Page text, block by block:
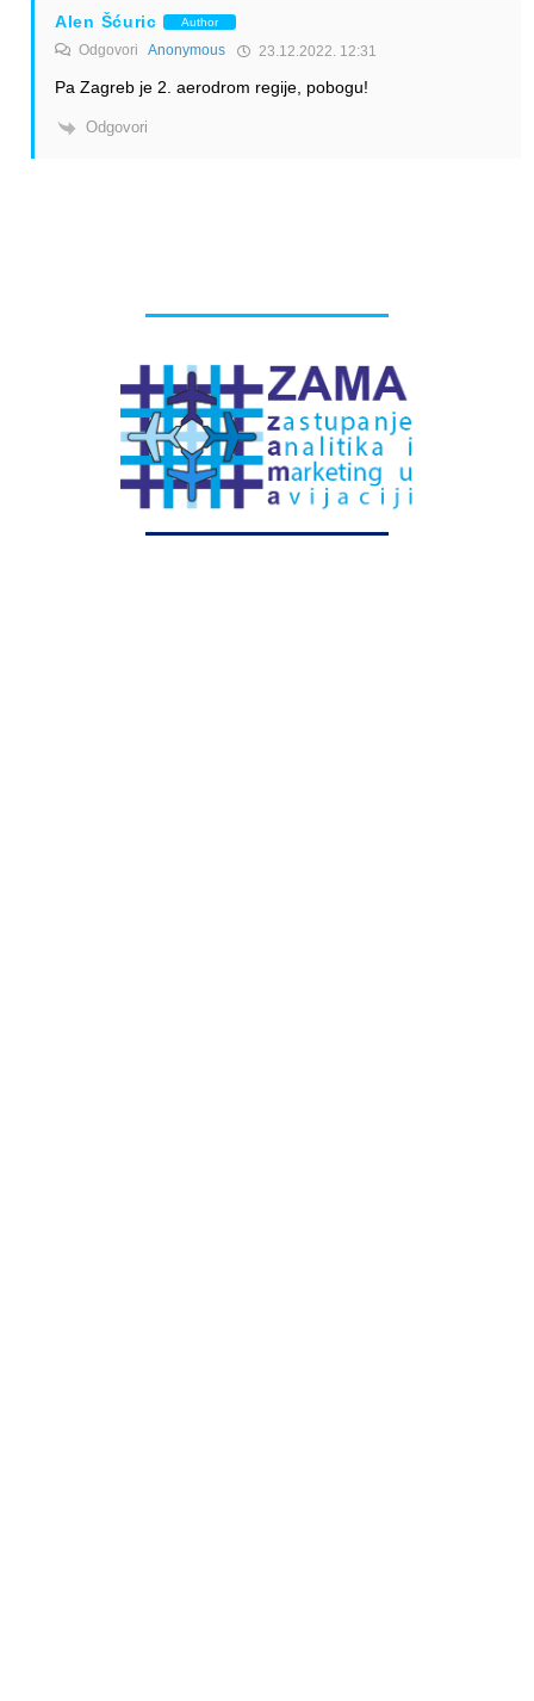
Alen Šćuric Author
Odgovori Anonymous 23.12.2022. 12:31
Pa Zagreb je 2. aerodrom regije, pobogu!
Odgovori